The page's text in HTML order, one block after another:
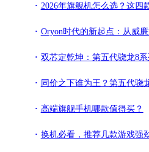
2026年旗舰机怎么选？这四款骁龙8至尊版机
Oryon时代的新起点：从威廉退场看高通的计
双芯定乾坤：第五代骁龙8系列如何重塑2026年
同价之下谁为王？第五代骁龙8至尊版
高端旗舰手机哪款值得买？
换机必看，推荐几款游戏强劲的